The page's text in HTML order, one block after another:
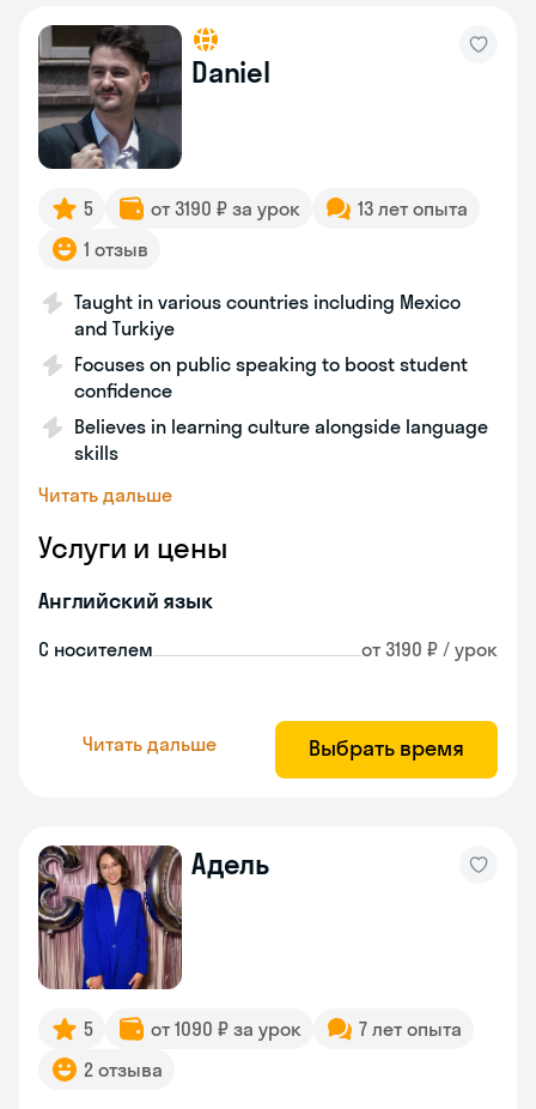
Daniel
5 от 3190 ₽ за урок
13 лет опыта
1 отзыв
Taught in various countries including Mexico
and Turkiye
Focuses on public speaking to boost student
confidence
Believes in learning culture alongside language
skills
Читать дальше
Услуги и цены
Английский язык
С носителем от 3190 ₽ / урок
Читать дальше Выбрать время
Адель
5 от 1090 ₽ за урок
7 лет опыта
2 отзыва